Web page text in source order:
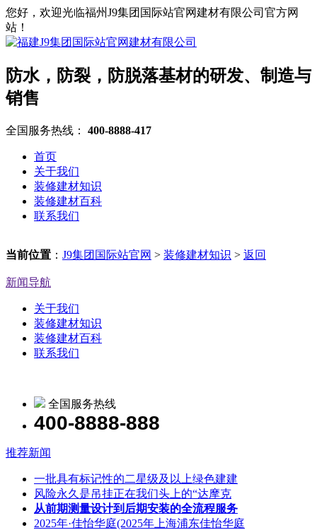
您好，欢迎光临福州J9集团国际站官网建材有限公司官方网
站！
防水，防裂，防脱落基材的研发、制造与
销售
全国服务热线： 400-8888-417
首页
关于我们
装修建材知识
装修建材百科
联系我们
当前位置 ： J9集团国际站官网 > 装修建材知识 > 返回
新闻导航
关于我们
装修建材知识
装修建材百科
联系我们
全国服务热线
400-8888-888
推荐新闻
一批具有标记性的二星级及以上绿色建建
风险永久是吊挂正在我们头上的“达摩克
从前期测量设计到后期安装的全流程服务
2025年·佳怡华庭(2025年上海浦东佳怡华庭